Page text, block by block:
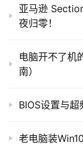
亚马逊
夜归零！
电脑开不了机
南）
BIOS设置与超
老电脑装